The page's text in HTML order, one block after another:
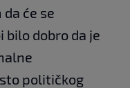
će se
bilo dobro da je
političkog